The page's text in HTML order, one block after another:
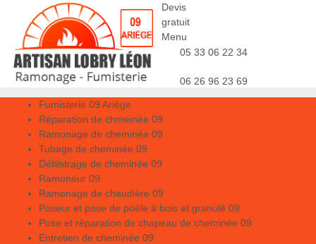
Devis
gratuit
Menu
05 33 06 22 34
06 26 96 23 69
Fumisterie 09 Ariège
Réparation de chmeinée 09
Ramonage de cheminée 09
Tubage de cheminée 09
Débistrage de cheminée 09
Ramoneur 09
Ramonage de chaudière 09
Poseur et pose de poêle à bois et granulé 09
Pose et réparation de chapeau de cheminée 09
Entretien de cheminée 09